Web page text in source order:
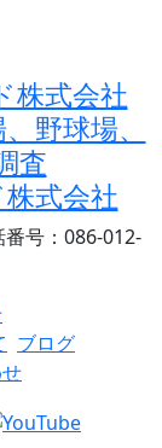
野球場、
査
式会社
番号：086-012-
ブログ